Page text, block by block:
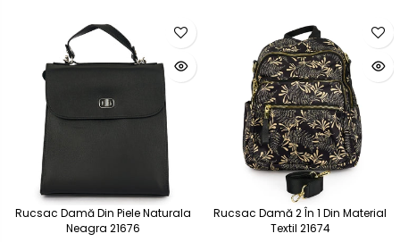
Rucsac Damă Din Piele Naturala
Neagra 21676
Rucsac Damă 2 În 1 Din Material
Textil 21674